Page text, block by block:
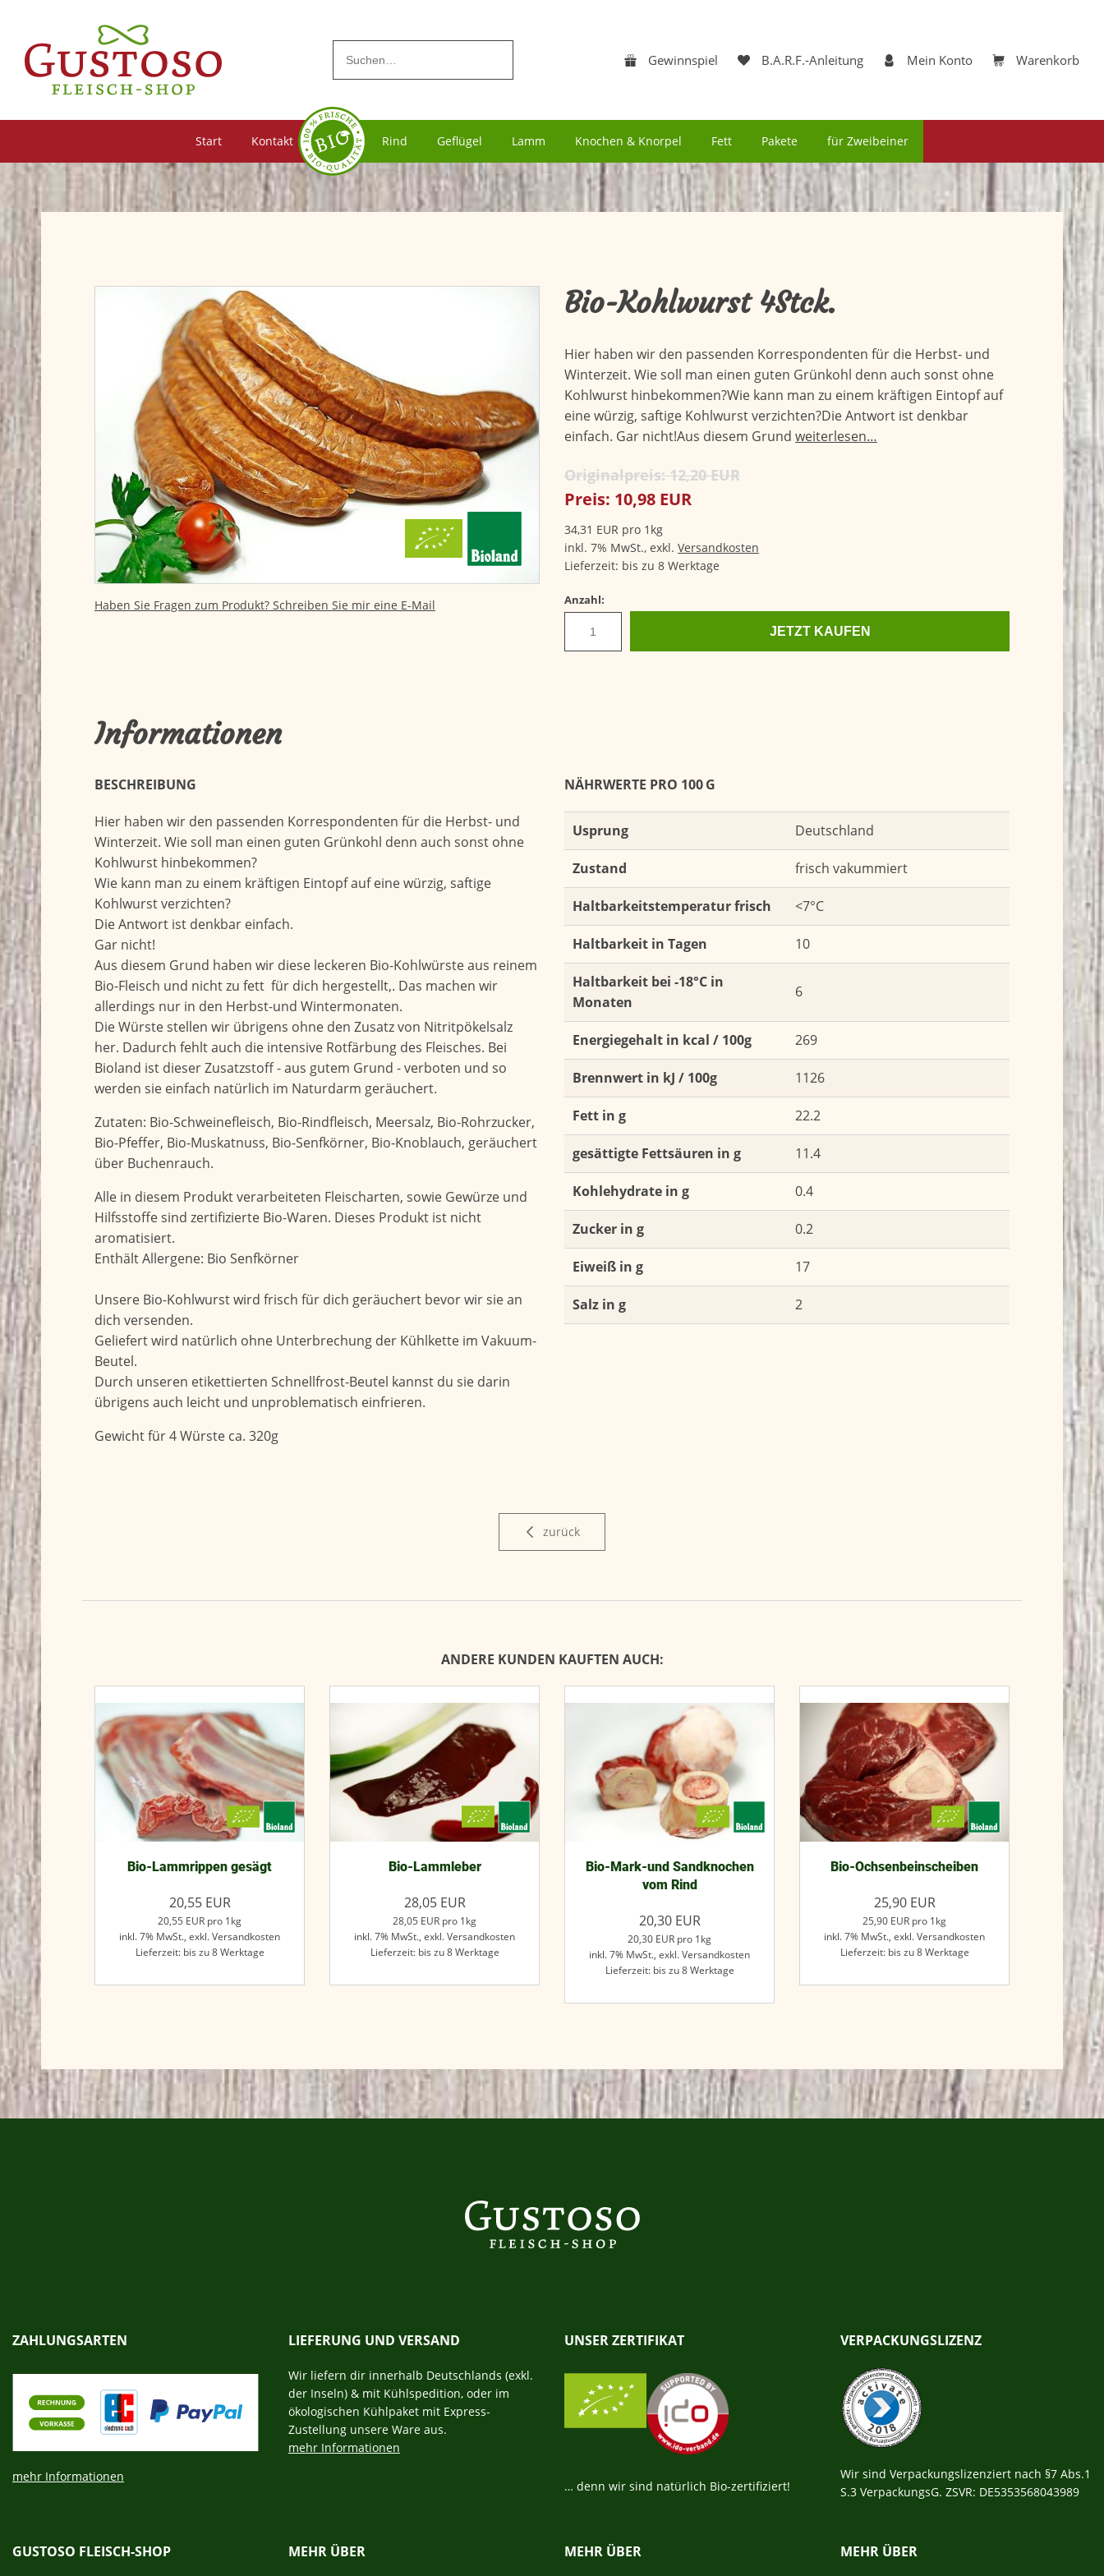
Navigation
Gewinnspiel B.A.R.F.-Anleitung Mein Konto Warenkorb
Navigation
Start Kontakt Rind Geflügel Lamm Knochen & Knorpel Fett Pakete für Zweibeiner
Haben Sie Fragen zum Produkt? Schreiben Sie mir eine E-Mail
Bio-Kohlwurst 4Stck.
Hier haben wir den passenden Korrespondenten für die Herbst- und
Winterzeit. Wie soll man einen guten Grünkohl denn auch sonst ohne
Kohlwurst hinbekommen?Wie kann man zu einem kräftigen Eintopf auf
eine würzig, saftige Kohlwurst verzichten?Die Antwort ist denkbar
einfach. Gar nicht!Aus diesem Grund weiterlesen…
Originalpreis: 12,20EUR
Preis: 10,98 EUR
34,31 EUR pro 1kg
inkl. 7% MwSt., exkl. Versandkosten
Lieferzeit: bis zu 8 Werktage
Anzahl:
JETZT KAUFEN
Informationen
BESCHREIBUNG
Hier haben wir den passenden Korrespondenten für die Herbst- und
Winterzeit. Wie soll man einen guten Grünkohl denn auch sonst ohne
Kohlwurst hinbekommen?
Wie kann man zu einem kräftigen Eintopf auf eine würzig, saftige
Kohlwurst verzichten?
Die Antwort ist denkbar einfach.
Gar nicht!
Aus diesem Grund haben wir diese leckeren Bio-Kohlwürste aus reinem
Bio-Fleisch und nicht zu fett für dich hergestellt,. Das machen wir
allerdings nur in den Herbst-und Wintermonaten.
Die Würste stellen wir übrigens ohne den Zusatz von Nitritpökelsalz
her. Dadurch fehlt auch die intensive Rotfärbung des Fleisches. Bei
Bioland ist dieser Zusatzstoff - aus gutem Grund - verboten und so
werden sie einfach natürlich im Naturdarm geräuchert.
Zutaten: Bio-Schweinefleisch, Bio-Rindfleisch, Meersalz, Bio-Rohrzucker,
Bio-Pfeffer, Bio-Muskatnuss, Bio-Senfkörner, Bio-Knoblauch, geräuchert
über Buchenrauch.
Alle in diesem Produkt verarbeiteten Fleischarten, sowie Gewürze und
Hilfsstoffe sind zertifizierte Bio-Waren. Dieses Produkt ist nicht
aromatisiert.
Enthält Allergene: Bio Senfkörner
Unsere Bio-Kohlwurst wird frisch für dich geräuchert bevor wir sie an
dich versenden.
Geliefert wird natürlich ohne Unterbrechung der Kühlkette im Vakuum-
Beutel.
Durch unseren etikettierten Schnellfrost-Beutel kannst du sie darin
übrigens auch leicht und unproblematisch einfrieren.
Gewicht für 4 Würste ca. 320g
NÄHRWERTE PRO 100 G
Usprung Deutschland
Zustand frisch vakummiert
Haltbarkeitstemperatur frisch <7°C
Haltbarkeit in Tagen 10
Haltbarkeit bei -18°C in
Monaten
6
Energiegehalt in kcal / 100g 269
Brennwert in kJ / 100g 1126
Fett in g 22.2
gesättigte Fettsäuren in g 11.4
Kohlehydrate in g 0.4
Zucker in g 0.2
Eiweiß in g 17
Salz in g 2
zurück
ANDERE KUNDEN KAUFTEN AUCH:
Bio-Lammrippen gesägt
20,55 EUR
20,55 EUR pro 1kg
inkl. 7% MwSt., exkl. Versandkosten
Lieferzeit: bis zu 8 Werktage
Bio-Lammleber
28,05 EUR
28,05 EUR pro 1kg
inkl. 7% MwSt., exkl. Versandkosten
Lieferzeit: bis zu 8 Werktage
Bio-Mark-und Sandknochen
vom Rind
20,30 EUR
20,30 EUR pro 1kg
inkl. 7% MwSt., exkl. Versandkosten
Lieferzeit: bis zu 8 Werktage
Jetzt kaufen
Bio-Ochsenbeinscheiben
25,90 EUR
25,90 EUR pro 1kg
inkl. 7% MwSt., exkl. Versandkosten
Lieferzeit: bis zu 8 Werktage
ZAHLUNGSARTEN
mehr Informationen
LIEFERUNG UND VERSAND
Wir liefern dir innerhalb Deutschlands (exkl.
der Inseln) & mit Kühlspedition, oder im
ökologischen Kühlpaket mit Express-
Zustellung unsere Ware aus.
mehr Informationen
UNSER ZERTIFIKAT
… denn wir sind natürlich Bio-zertifiziert!
VERPACKUNGSLIZENZ
Wir sind Verpackungslizenziert nach §7 Abs.1
S.3 VerpackungsG. ZSVR: DE5353568043989
GUSTOSO FLEISCH-SHOP MEHR ÜBER MEHR ÜBER MEHR ÜBER